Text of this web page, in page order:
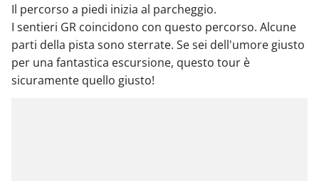
Il percorso a piedi inizia al parcheggio.
I sentieri GR coincidono con questo percorso. Alcune
parti della pista sono sterrate. Se sei dell'umore giusto
per una fantastica escursione, questo tour è
sicuramente quello giusto!